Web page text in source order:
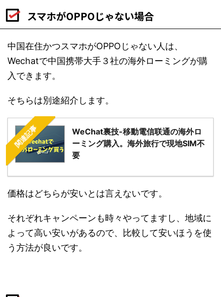
スマホがOPPOじゃない場合
中国在住かつスマホがOPPOじゃない人は、
Wechatで中国携帯大手３社の海外ローミングが購
入できます。
そちらは別途紹介します。
関連記事
WeChat裏技-移動電信联通の海外ロ
ーミング購入。海外旅行で現地SIM不
要
価格はどちらが安いとは言えないです。
それぞれキャンペーンも時々やってますし、地域に
よって高い安いがあるので、比較して安いほうを使
う方法が良いです。